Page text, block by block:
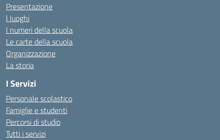
Presentazione
I luoghi
I numeri della scuola
Le carte della scuola
Organizzazione
La storia
I Servizi
Personale scolastico
Famiglie e studenti
Percorsi di studio
Tutti i servizi